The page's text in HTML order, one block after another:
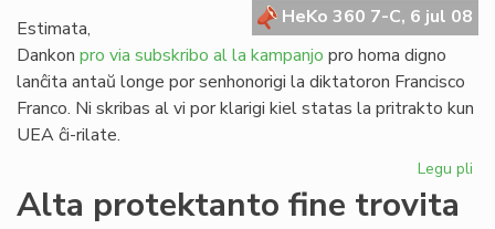
HeKo 360 7-C, 6 jul 08
Estimata,
Dankon pro via subskribo al la kampanjo pro homa digno
lanĉita antaŭ longe por senhonorigi la diktatoron Francisco
Franco. Ni skribas al vi por klarigi kiel statas la pritrakto kun
UEA ĉi-rilate.
Legu pli
Alta protektanto fine trovita